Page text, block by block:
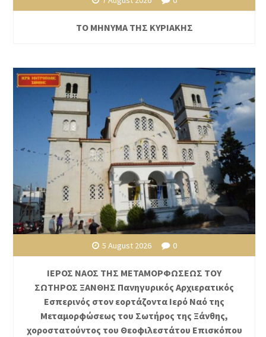
ΤΟ ΜΗΝΥΜΑ ΤΗΣ ΚΥΡΙΑΚΗΣ
5 August 2026 0
ΙΕΡΟΣ ΝΑΟΣ ΤΗΣ ΜΕΤΑΜΟΡΦΩΣΕΩΣ ΤΟΥ
ΣΩΤΗΡΟΣ ΞΑΝΘΗΣ Πανηγυρικός Αρχιερατικός
Εσπερινός στον εορτάζοντα Ιερό Ναό της
Μεταμορφώσεως του Σωτήρος της Ξάνθης,
χοροστατούντος του Θεοφιλεστάτου Επισκόπου